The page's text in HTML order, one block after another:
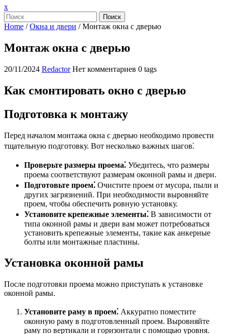
xЗакрыть
меню
Поиск
Home /Окна и двери /Монтаж окна с дверью
Монтаж окна с дверью
20/11/2024 Redactor Нет комментариев 0 tags
Как смонтировать окно с дверью
Подготовка к монтажу
Перед началом монтажа окна с дверью необходимо провести
тщательную подготовку. Вот несколько важных шагов⁚
Проверьте размеры проема⁚ Убедитесь, что размеры
проема соответствуют размерам оконной рамы и двери.
Подготовьте проем⁚ Очистите проем от мусора, пыли и
других загрязнений. При необходимости выровняйте
проем, чтобы обеспечить ровную установку.
Установите крепежные элементы⁚ В зависимости от
типа оконной рамы и двери вам может потребоваться
установить крепежные элементы, такие как анкерные
болты или монтажные пластины.
Установка оконной рамы
После подготовки проема можно приступать к установке
оконной рамы.
Установите раму в проем⁚ Аккуратно поместите
оконную раму в подготовленный проем. Выровняйте
раму по вертикали и горизонтали с помощью уровня.